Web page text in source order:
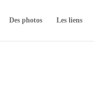
Des photos Les liens